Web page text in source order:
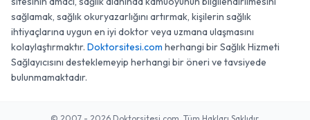
sağlamak, sağlık okuryazarlığını artırmak, kişilerin sağlık
ihtiyaçlarına uygun en iyi doktor veya uzmana ulaşmasını
kolaylaştırmaktır. Doktorsitesi.com herhangi bir Sağlık Hizmeti
Sağlayıcısını desteklemeyip herhangi bir öneri ve tavsiyede
bulunmamaktadır.